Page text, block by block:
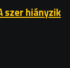
szer hiányzik